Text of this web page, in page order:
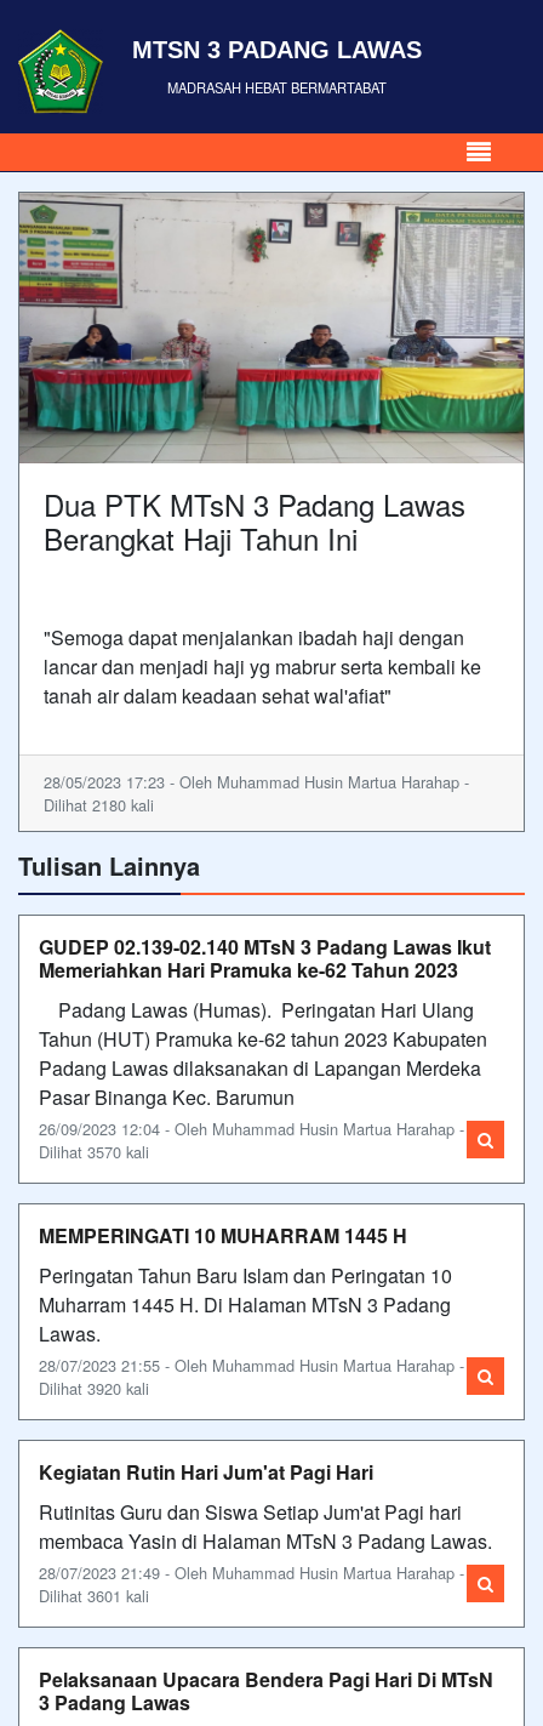
MTSN 3 PADANG LAWAS
MADRASAH HEBAT BERMARTABAT
Dua PTK MTsN 3 Padang Lawas
Berangkat Haji Tahun Ini
"Semoga dapat menjalankan ibadah haji dengan
lancar dan menjadi haji yg mabrur serta kembali ke
tanah air dalam keadaan sehat wal'afiat"
28/05/2023 17:23 - Oleh Muhammad Husin Martua Harahap -
Dilihat 2180 kali
Tulisan Lainnya
GUDEP 02.139-02.140 MTsN 3 Padang Lawas Ikut
Memeriahkan Hari Pramuka ke-62 Tahun 2023
Padang Lawas (Humas). Peringatan Hari Ulang
Tahun (HUT) Pramuka ke-62 tahun 2023 Kabupaten
Padang Lawas dilaksanakan di Lapangan Merdeka
Pasar Binanga Kec. Barumun
26/09/2023 12:04 - Oleh Muhammad Husin Martua Harahap -
Dilihat 3570 kali
MEMPERINGATI 10 MUHARRAM 1445 H
Peringatan Tahun Baru Islam dan Peringatan 10
Muharram 1445 H. Di Halaman MTsN 3 Padang
Lawas.
28/07/2023 21:55 - Oleh Muhammad Husin Martua Harahap -
Dilihat 3920 kali
Kegiatan Rutin Hari Jum'at Pagi Hari
Rutinitas Guru dan Siswa Setiap Jum'at Pagi hari
membaca Yasin di Halaman MTsN 3 Padang Lawas.
28/07/2023 21:49 - Oleh Muhammad Husin Martua Harahap -
Dilihat 3601 kali
Pelaksanaan Upacara Bendera Pagi Hari Di MTsN
3 Padang Lawas